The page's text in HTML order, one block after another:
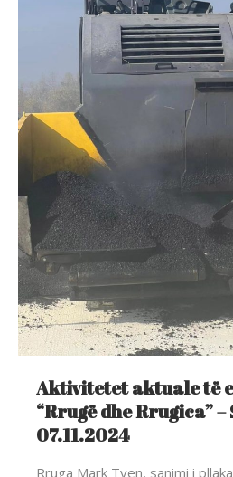
Aktivitetet aktuale të
“Rrugë dhe Rrugica” –
07.11.2024
Rruga Mark Tven, sanimi i